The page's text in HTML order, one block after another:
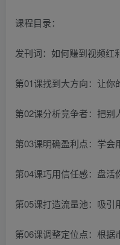
课程目录：
发刊词：如何赚到视频红
第01课找到大方向：让你
第02课分析竞争者：把别
第03课明确盈利点：学会
第04课巧用信任感：盘活
第05课打造流量池：吸引
第06课调整定位点：根据